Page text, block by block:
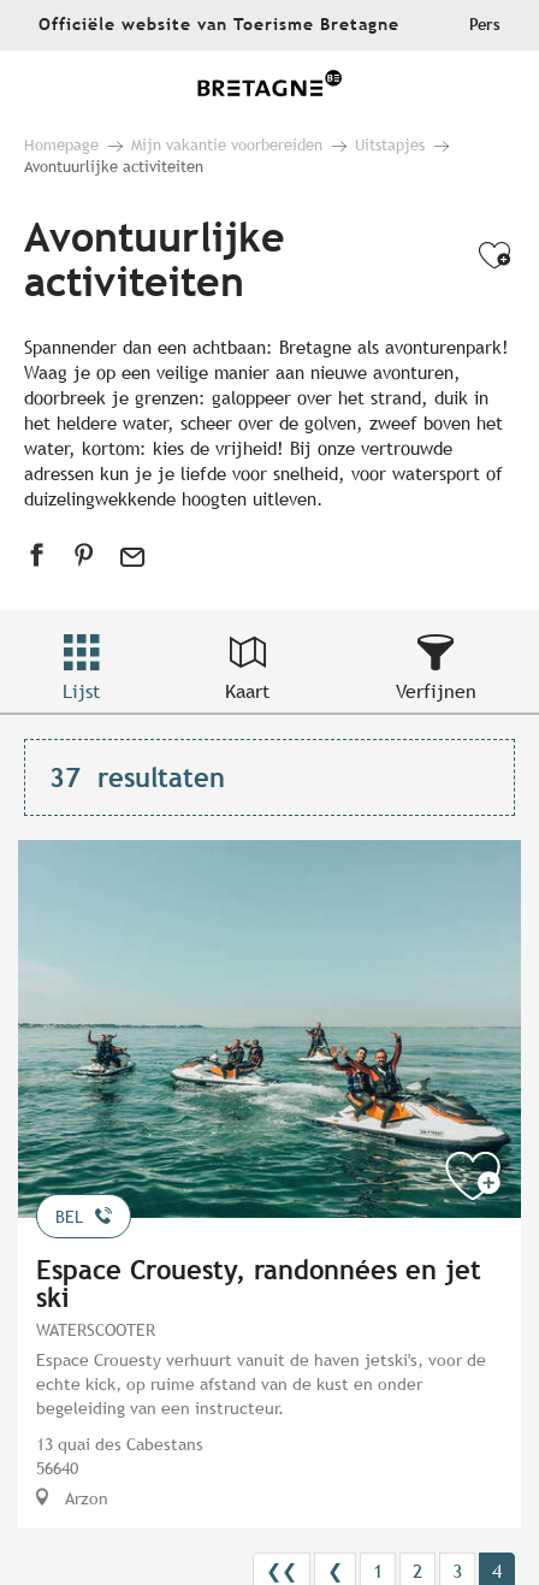
AllerOfficiële website van Toerisme Bretagne Pers
Homepage Mijn vakantie voorbereiden
Uitstapjes
Avontuurlijke activiteiten
Avontuurlijke
activiteiten
Spannender dan een achtbaan: Bretagne als avonturenpark!
Waag je op een veilige manier aan nieuwe avonturen,
doorbreek je grenzen: galoppeer over het strand, duik in
het heldere water, scheer over de golven, zweef boven het
water, kortom: kies de vrijheid! Bij onze vertrouwde
adressen kun je je liefde voor snelheid, voor watersport of
duizelingwekkende hoogten uitleven.
Lijst Kaart Verfijnen
37 resultaten
BEL
Espace Crouesty, randonnées en jet
ski
WATERSCOOTER
Espace Crouesty verhuurt vanuit de haven jetski's, voor de
echte kick, op ruime afstand van de kust en onder
begeleiding van een instructeur.
13 quai des Cabestans
56640
Arzon
❮❮ ❮ 1 2 3 4